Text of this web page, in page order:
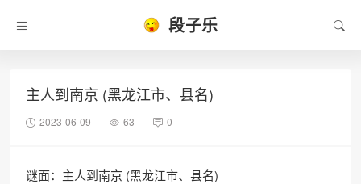
段子乐
主人到南京 (黑龙江市、县名)
2023-06-09 63 0
谜面：主人到南京 (黑龙江市、县名)